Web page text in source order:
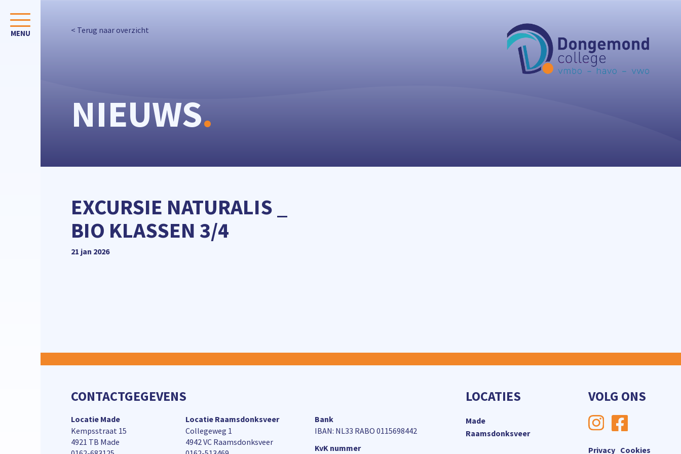
< Terug naar overzicht
NIEUWS.
EXCURSIE NATURALIS _
BIO KLASSEN 3/4
21 jan 2026
CONTACTGEGEVENS
Locatie Made
Kempsstraat 15
4921 TB Made
Locatie Raamsdonksveer
Collegeweg 1
4942 VC Raamsdonksveer
Bank
IBAN: NL33 RABO 0115698442
KvK nummer
LOCATIES
Made
Raamsdonksveer
VOLG ONS
Privacy Cookies